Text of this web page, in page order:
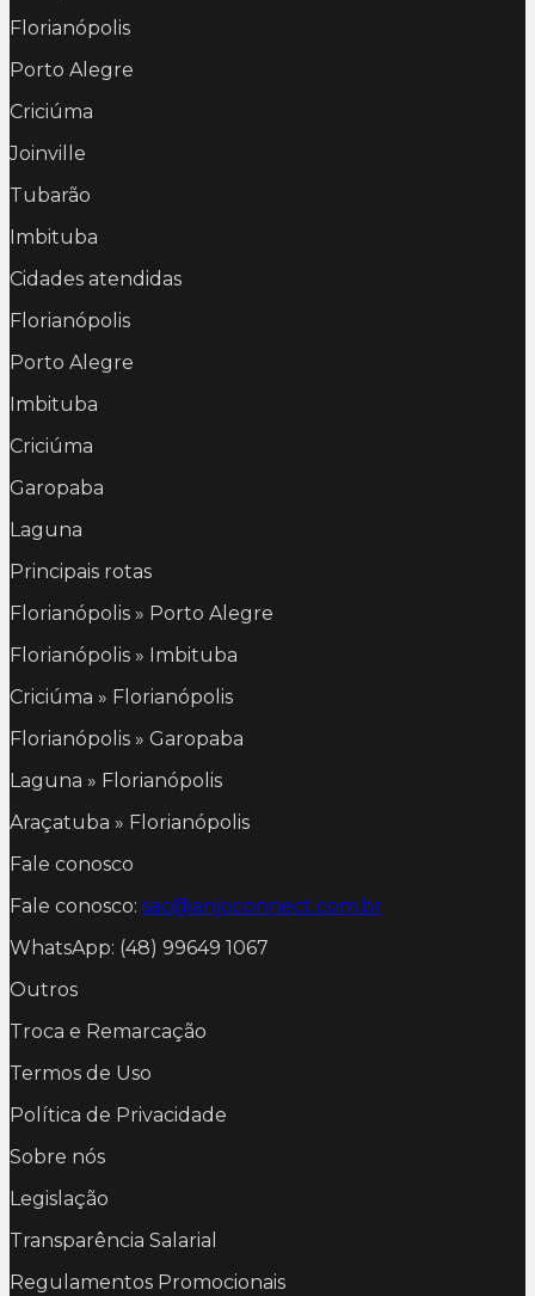
Florianópolis
Porto Alegre
Criciúma
Joinville
Tubarão
Imbituba
Cidades atendidas
Florianópolis
Porto Alegre
Imbituba
Criciúma
Garopaba
Laguna
Principais rotas
Florianópolis » Porto Alegre
Florianópolis » Imbituba
Criciúma » Florianópolis
Florianópolis » Garopaba
Laguna » Florianópolis
Araçatuba » Florianópolis
Fale conosco
Fale conosco: sac@anjoconnect.com.br
WhatsApp: (48) 99649 1067
Outros
Troca e Remarcação
Termos de Uso
Política de Privacidade
Sobre nós
Legislação
Transparência Salarial
Regulamentos Promocionais